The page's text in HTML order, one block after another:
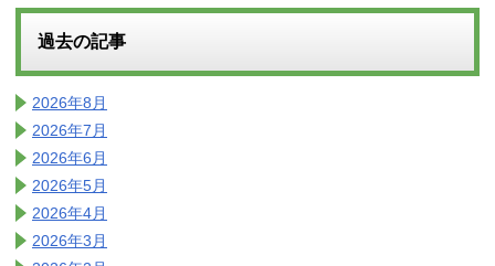
過去の記事
2026年8月
2026年7月
2026年6月
2026年5月
2026年4月
2026年3月